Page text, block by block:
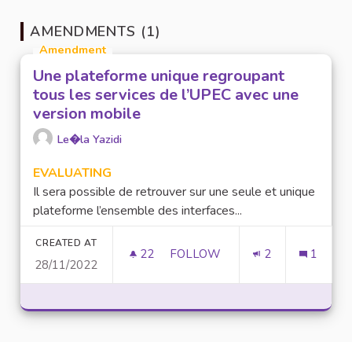
AMENDMENTS (1)
Amendment
Une plateforme unique regroupant
tous les services de l’UPEC avec une
version mobile
Le�la Yazidi
EVALUATING
Il sera possible de retrouver sur une seule et unique
plateforme l’ensemble des interfaces...
CREATED AT
28/11/2022
22 22 FOLLOWERS
FOLLOW 2 1